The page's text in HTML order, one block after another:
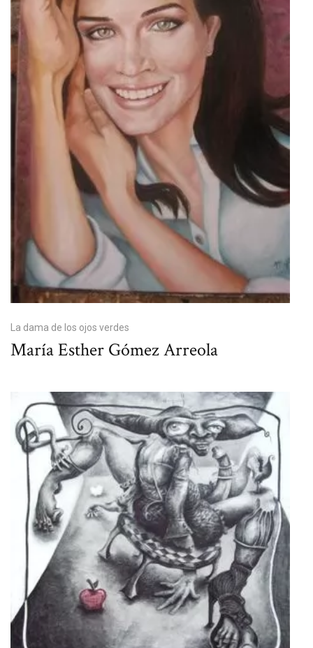
La dama de los ojos verdes
María Esther Gómez Arreola